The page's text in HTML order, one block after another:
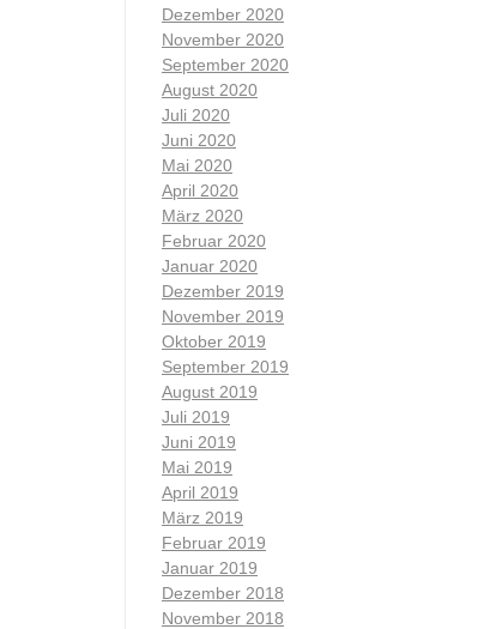
Dezember 2020
November 2020
September 2020
August 2020
Juli 2020
Juni 2020
Mai 2020
April 2020
März 2020
Februar 2020
Januar 2020
Dezember 2019
November 2019
Oktober 2019
September 2019
August 2019
Juli 2019
Juni 2019
Mai 2019
April 2019
März 2019
Februar 2019
Januar 2019
Dezember 2018
November 2018